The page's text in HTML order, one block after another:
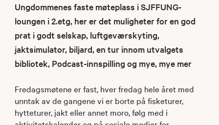
Ungdommenes faste møteplass i SJFFUNG-
loungen i 2.etg, her er det muligheter for en god
prat i godt selskap, luftgeværskyting,
jaktsimulator, biljard, en tur innom utvalgets
bibliotek, Podcast-innspilling og mye, mye mer
Fredagsmøtene er fast, hver fredag hele året med
unntak av de gangene vi er borte på fisketurer,
hytteturer, jakt eller annet moro, følg med i